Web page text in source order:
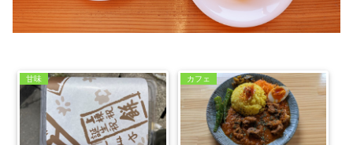
甘味 カフェ